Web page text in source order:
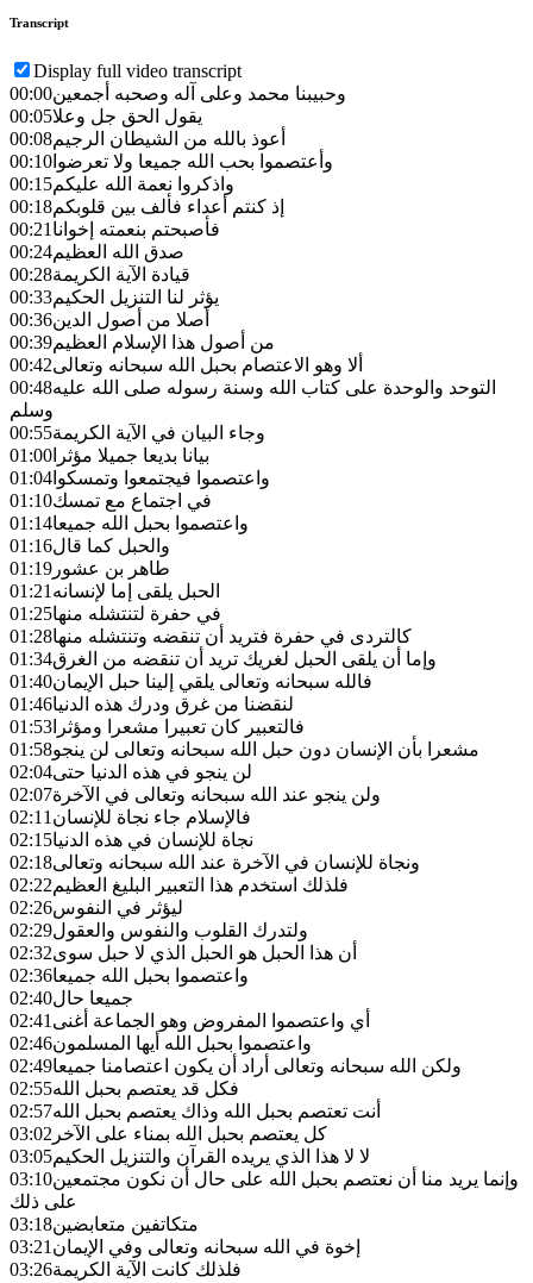
Transcript
Display full video transcript
00:00وحبيبنا محمد وعلى آله وصحبه أجمعين
00:05يقول الحق جل وعلا
00:08أعوذ بالله من الشيطان الرجيم
00:10 وأعتصموا بحب الله جميعا ولا تعرضوا
00:15واذكروا نعمة الله عليكم
00:18إذ كنتم أعداء فألف بين قلوبكم
00:21فأصبحتم بنعمته إخوانا
00:24صدق الله العظيم
00:28قيادة الآية الكريمة
00:33يؤثر لنا التنزيل الحكيم
00:36أصلا من أصول الدين
00:39من أصول هذا الإسلام العظيم
00:42ألا وهو الاعتصام بحبل الله سبحانه وتعالى
00:48التوحد والوحدة على كتاب الله وسنة رسوله صلى الله عليه
وسلم
00:55وجاء البيان في الآية الكريمة
01:00 بيانا بديعا جميلا مؤثرا
01:04 واعتصموا فيجتمعوا وتمسكوا
01:10في اجتماع مع تمسك
01:14واعتصموا بحبل الله جميعا
01:16والحبل كما قال
01:19 طاهر بن عشور
01:21الحبل يلقى إما لإنسانه
01:25في حفرة لتنتشله منها
01:28كالتردى في حفرة فتريد أن تنقضه وتنتشله منها
01:34وإما أن يلقى الحبل لغريك تريد أن تنقضه من الغرق
01:40فالله سبحانه وتعالى يلقي إلينا حبل الإيمان
01:46لنقضنا من غرق ودرك هذه الدنيا
01:53 فالتعبير كان تعبيرا مشعرا ومؤثرا
01:58مشعرا بأن الإنسان دون حبل الله سبحانه وتعالى لن ينجو
02:04لن ينجو في هذه الدنيا حتى
02:07ولن ينجو عند الله سبحانه وتعالى في الآخرة
02:11فالإسلام جاء نجاة للإنسان
02:15نجاة للإنسان في هذه الدنيا
02:18ونجاة للإنسان في الآخرة عند الله سبحانه وتعالى
02:22فلذلك استخدم هذا التعبير البليغ العظيم
02:26ليؤثر في النفوس
02:29ولتدرك القلوب والنفوس والعقول
02:32أن هذا الحبل هو الحبل الذي لا حبل سوى
02:36واعتصموا بحبل الله جميعا
02:40جميعا حال
02:41أي واعتصموا المفروض وهو الجماعة أغنى
02:46واعتصموا بحبل الله أيها المسلمون
02:49ولكن الله سبحانه وتعالى أراد أن يكون اعتصامنا جميعا
02:55فكل قد يعتصم بحبل الله
02:57أنت تعتصم بحبل الله وذاك يعتصم بحبل الله
03:02 كل يعتصم بحبل الله بمناء على الآخر
03:05لا لا هذا الذي يريده القرآن والتنزيل الحكيم
03:10وإنما يريد منا أن نعتصم بحبل الله على حال أن نكون مجتمعين
على ذلك
03:18متكاتفين متعابضين
03:21إخوة في الله سبحانه وتعالى وفي الإيمان
03:26فلذلك كانت الآية الكريمة